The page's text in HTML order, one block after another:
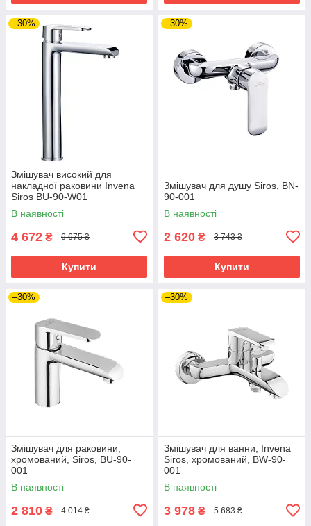
–30%
Змішувач високий для
накладної раковини Invena
Siros BU-90-W01
В наявності
4 672 ₴ 6 675 ₴
Купити
–30%
Змішувач для душу Siros, BN-
90-001
В наявності
2 620 ₴ 3 743 ₴
Купити
–30%
Змішувач для раковини,
хромований, Siros, BU-90-
001
В наявності
2 810 ₴ 4 014 ₴
–30%
Змішувач для ванни, Invena
Siros, хромований, BW-90-
001
В наявності
3 978 ₴ 5 683 ₴